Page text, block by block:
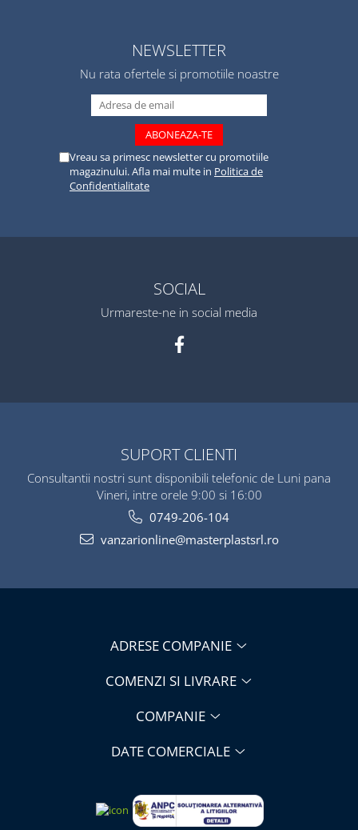
NEWSLETTER
Nu rata ofertele si promotiile noastre
Vreau sa primesc newsletter cu promotiile
magazinului. Afla mai multe in Politica de
Confidentialitate
SOCIAL
Urmareste-ne in social media
SUPORT CLIENTI
Consultantii nostri sunt disponibili telefonic de Luni pana
Vineri, intre orele 9:00 si 16:00
0749-206-104
vanzarionline@masterplastsrl.ro
ADRESE COMPANIE
COMENZI SI LIVRARE
COMPANIE
DATE COMERCIALE